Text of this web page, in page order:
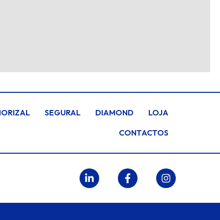
SEGURAL DIAMOND LOJA
CONTACTOS